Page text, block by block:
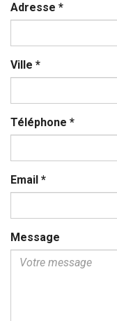
Adresse *
Ville *
Téléphone *
Email *
Message